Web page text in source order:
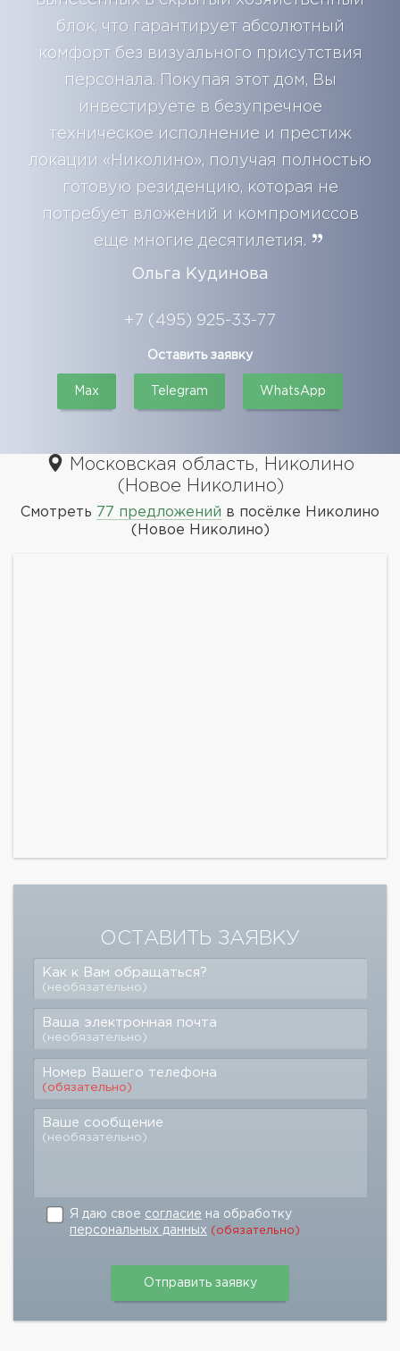
блок, что гарантирует абсолютный
комфорт без визуального присутствия
персонала. Покупая этот дом, Вы
инвестируете в безупречное
техническое исполнение и престиж
локации «Николино», получая полностью
готовую резиденцию, которая не
потребует вложений и компромиссов
еще многие десятилетия.
Ольга Кудинова
+7 (495) 925-33-77
Оставить заявку
Max Telegram WhatsApp
Московская область, Николино
(Новое Николино)
Смотреть 77 предложений в посёлке Николино
(Новое Николино)
ОСТАВИТЬ ЗАЯВКУ
Как к Вам обращаться?
(необязательно)
Ваша электронная почта
(необязательно)
Номер Вашего телефона
(обязательно)
Ваше сообщение
(необязательно)
Я даю свое согласие на обработку
персональных данных (обязательно)